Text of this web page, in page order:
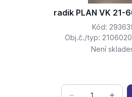
radik PLAN VK 21-
Kód:
Obj.č./typ:
Není